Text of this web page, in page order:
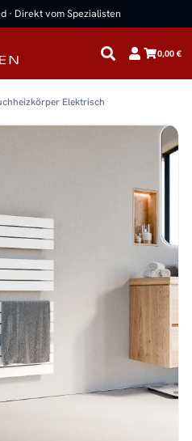
· Direkt vom Spezialisten
0,00 €
Elektrisch